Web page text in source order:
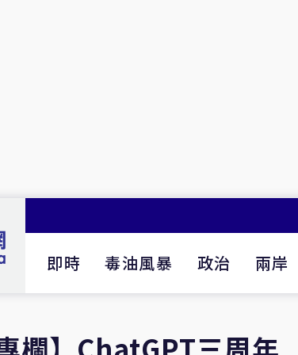
即時 毒油風暴 政治 兩岸